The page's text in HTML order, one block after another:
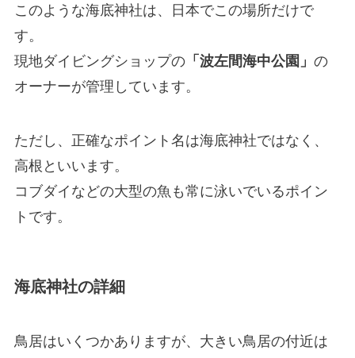
このような海底神社は、日本でこの場所だけで
す。
現地ダイビングショップの「波左間海中公園」 の
オーナーが管理しています。
ただし、正確なポイント名は海底神社ではなく、
高根といいます。
コブダイなどの大型の魚も常に泳いでいるポイン
トです。
海底神社の詳細
鳥居はいくつかありますが、大きい鳥居の付近は